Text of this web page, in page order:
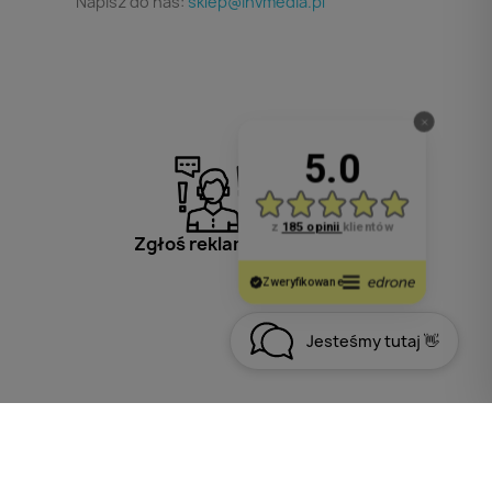
Jesteśmy tutaj 👋
Zgłoś reklamację